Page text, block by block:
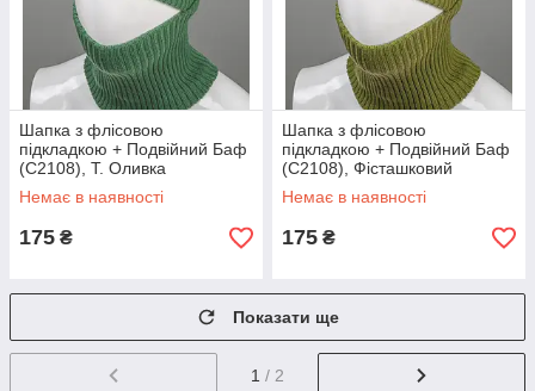
Шапка з флісовою
підкладкою + Подвійний Баф
(С2108), Т. Оливка
Немає в наявності
175 ₴
Шапка з флісовою
підкладкою + Подвійний Баф
(С2108), Фісташковий
Немає в наявності
175 ₴
Показати ще
1 / 2